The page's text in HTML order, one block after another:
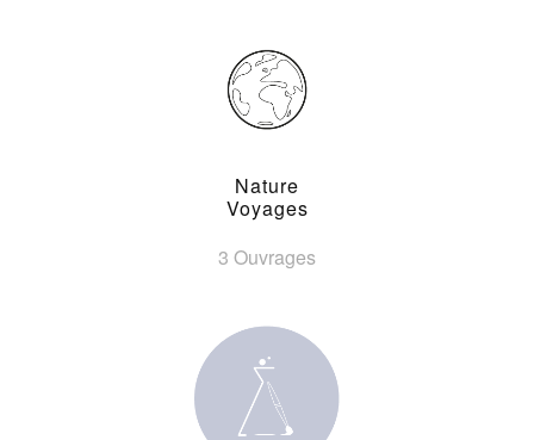
Nature
Voyages
3 Ouvrages